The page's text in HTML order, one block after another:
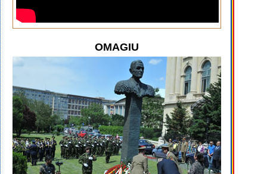
OMAGIU